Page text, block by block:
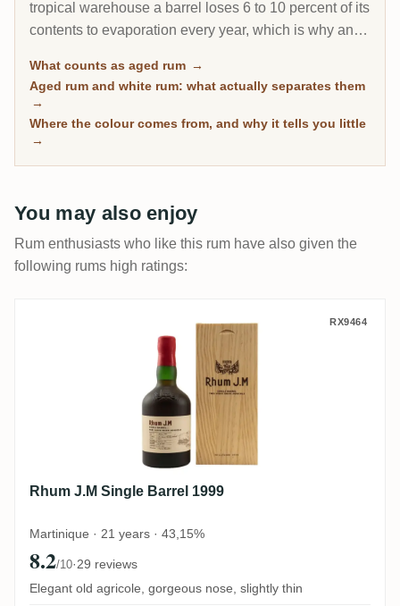
tropical warehouse a barrel loses 6 to 10 percent of its
contents to evaporation every year, which is why an 8-
Scotch. This page gathers every rum on RumX that
has spent real time in wood, with community ratings to
separate the genuinely mature from the merely dark.
What counts as aged rum →
Aged rum and white rum: what actually separates them
→
Where the colour comes from, and why it tells you little
→
You may also enjoy
Rum enthusiasts who like this rum have also given the
following rums high ratings:
Rhum J.M Single Barrel 1999 RX9464
Rhum J.M Single Barrel 1999
Martinique · 21 years · 43,15%
8.2/10·29 reviews
Elegant old agricole, gorgeous nose, slightly thin